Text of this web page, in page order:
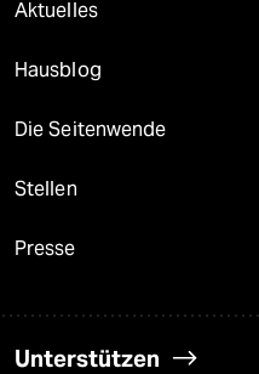
Aktuelles
Hausblog
Die Seitenwende
Stellen
Presse
Unterstützen